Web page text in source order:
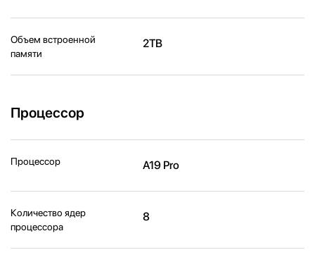
Объем встроенной
памяти
2TB
Процессор
Процессор A19 Pro
Количество ядер
процессора
8